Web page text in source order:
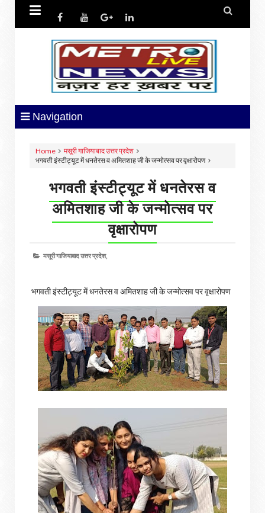
 
Navigation
Home
मसूरी गाजियाबाद उत्तर प्रदेश
भगवती इंस्टीट्यूट में धनतेरस व अमितशाह जी के जन्मोत्सव पर वृक्षारोपण
भगवती इंस्टीट्यूट में धनतेरस व
अमितशाह जी के जन्मोत्सव पर
वृक्षारोपण
मसूरी गाजियाबाद उत्तर प्रदेश,
भगवती इंस्टीट्यूट में धनतेरस व अमितशाह जी के जन्मोत्सव पर वृक्षारोपण